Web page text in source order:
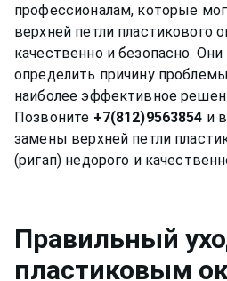
профессионалам, которые
верхней петли пластикового
качественно и безопасно.
определить причину
наиболее эффективное
Позвоните +7(812)9563854 и
замены верхней петли
Правильный
пластиковым